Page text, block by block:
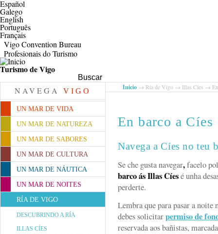
Español
Galego
English
Português
Français
Vigo Convention Bureau
Profesionais do Turismo
Turismo de Vigo
Search this site
NAVEGA VIGO
UN MAR DE VIDA
UN MAR DE NATUREZA
UN MAR DE SABORES
UN MAR DE CULTURA
UN MAR DE NÁUTICA
UN MAR DE NOITES
RÍA DE VIGO
DESCUBRINDO A RÍA
ILLAS CÍES
Inicio → Ría de Vigo → Illas Cíes → En
En barco a Cíes
Navega a Cíes no teu
Se che gusta navegar,facelo
barco ás Illas Cíesé unha
perderte.
Lembra que para pasar a noite
debes solicitarpermiso de
reservada aos bañistas,